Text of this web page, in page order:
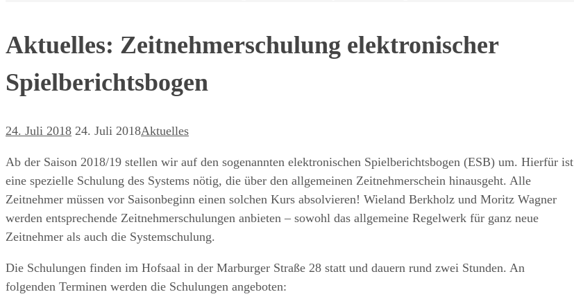
Aktuelles: Zeitnehmerschulung elektronischer
Spielberichtsbogen
24. Juli 2018 24. Juli 2018Aktuelles
Ab der Saison 2018/19 stellen wir auf den sogenannten elektronischen Spielberichtsbogen (ESB) um. Hierfür ist
eine spezielle Schulung des Systems nötig, die über den allgemeinen Zeitnehmerschein hinausgeht. Alle
Zeitnehmer müssen vor Saisonbeginn einen solchen Kurs absolvieren! Wieland Berkholz und Moritz Wagner
werden entsprechende Zeitnehmerschulungen anbieten – sowohl das allgemeine Regelwerk für ganz neue
Zeitnehmer als auch die Systemschulung.
Die Schulungen finden im Hofsaal in der Marburger Straße 28 statt und dauern rund zwei Stunden. An
folgenden Terminen werden die Schulungen angeboten: